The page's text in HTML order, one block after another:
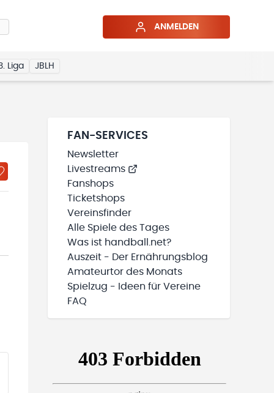
ANMELDEN
Liga JBLH
TEAMS“ HINZUFÜGEN
FAN-SERVICES
Newsletter
Livestreams
Fanshops
Ticketshops
Vereinsfinder
Alle Spiele des Tages
Was ist handball.net?
Auszeit - Der Ernährungsblog
Amateurtor des Monats
Spielzug - Ideen für Vereine
FAQ